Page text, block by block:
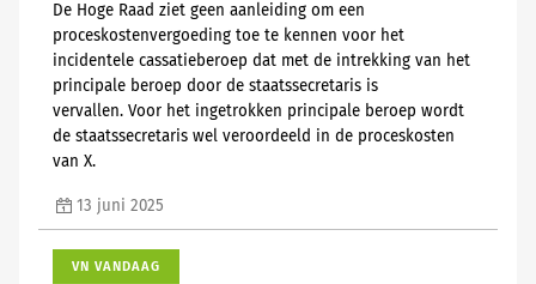
De Hoge Raad ziet geen aanleiding om een
proceskostenvergoeding toe te kennen voor het
incidentele cassatieberoep dat met de intrekking van het
principale beroep door de staatssecretaris is
vervallen. Voor het ingetrokken principale beroep wordt
de staatssecretaris wel veroordeeld in de proceskosten
van X.
13 juni 2025
VN VANDAAG